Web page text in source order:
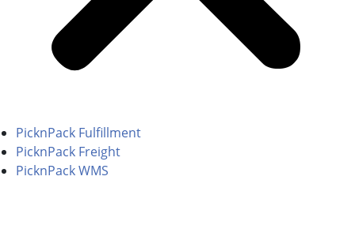
PicknPack Fulfillment
PicknPack Freight
PicknPack WMS